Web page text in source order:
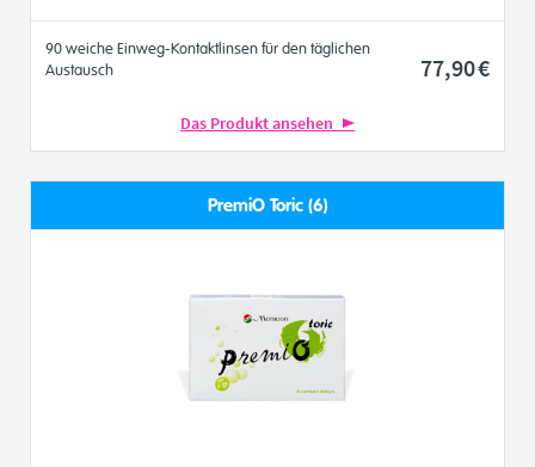
90 weiche Einweg-Kontaktlinsen für den täglichen
Austausch
77,90€
Das Produkt ansehen
PremiO Toric (6)